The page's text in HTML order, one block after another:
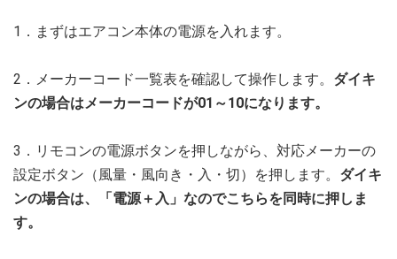
1．まずはエアコン本体の電源を入れます。
2．メーカーコード一覧表を確認して操作します。 ダイキ
ンの場合はメーカーコードが01～10になります。
3．リモコンの電源ボタンを押しながら、対応メーカーの
設定ボタン（風量・風向き・入・切）を押します。 ダイキ
ンの場合は、「電源＋入」なのでこちらを同時に押しま
す。